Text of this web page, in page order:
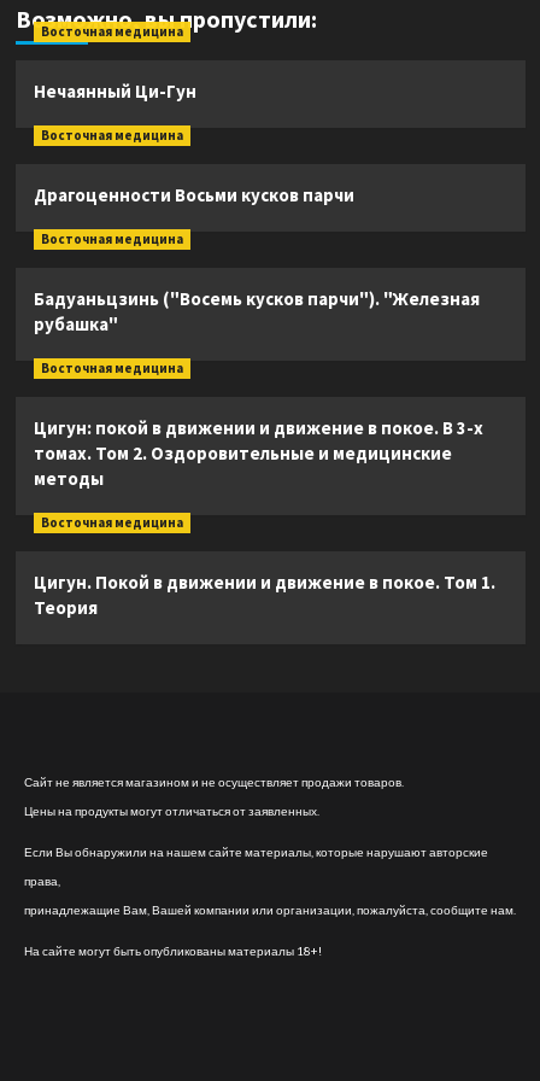
Возможно, вы пропустили:
Восточная медицина
Нечаянный Ци-Гун
Восточная медицина
Драгоценности Восьми кусков парчи
Восточная медицина
Бадуаньцзинь ("Восемь кусков парчи"). "Железная
рубашка"
Восточная медицина
Цигун: покой в движении и движение в покое. В 3-х
томах. Том 2. Оздоровительные и медицинские
методы
Восточная медицина
Цигун. Покой в движении и движение в покое. Том 1.
Теория
Сайт не является магазином и не осуществляет продажи товаров.
Цены на продукты могут отличаться от заявленных.
Если Вы обнаружили на нашем сайте материалы, которые нарушают авторские
права,
принадлежащие Вам, Вашей компании или организации, пожалуйста, сообщите нам.
На сайте могут быть опубликованы материалы 18+!